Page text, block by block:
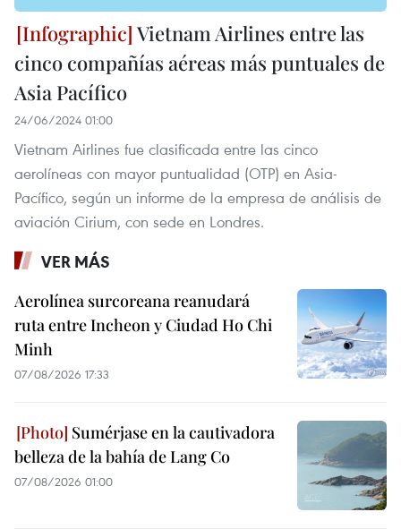
Vietnam Airlines entre las
cinco compañías aéreas más puntuales de
Asia Pacífico
24/06/2024 01:00
Vietnam Airlines fue clasificada entre las cinco
aerolíneas con mayor puntualidad (OTP) en Asia-
Pacífico, según un informe de la empresa de análisis de
aviación Cirium, con sede en Londres.
VER MÁS
Aerolínea surcoreana reanudará
ruta entre Incheon y Ciudad Ho Chi
Minh
07/08/2026 17:33
Sumérjase en la cautivadora
belleza de la bahía de Lang Co
07/08/2026 01:00